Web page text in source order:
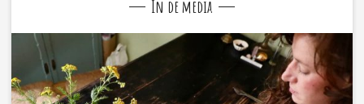
In de media